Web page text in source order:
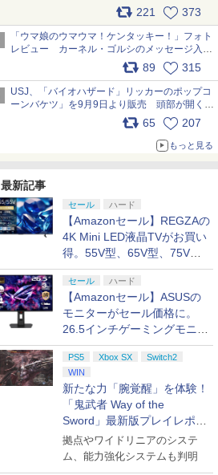
アップデートできるよう対応中221 373
「ウマ娘のウマウマ！ケンタッキー！」フォト
レビュー カーネル・ゴルシのメッセージ入り
パッケージや描き下ろしトレカなどが登場
89 315
USJ、「バイオハザード」リッカーのポップコ
ーンバケツ」を9月9日より販売 頭部が開く仕
組み。味は恐怖を堪のう「味噌フレーバー」
65 207
もっと見る
最新記事
セール ハード
【Amazonセール】REGZAの
4K Mini LED液晶TVがお買い
得。55V型、65V型、75V型
の2026年モデルがラインナ
ップ
セール ハード
【Amazonセール】ASUSの
モニターがセール価格に。
26.5インチゲーミングモニタ
ー「ROG Strix OLED
XG27ACDMS」限定モデルも
お買い得
PS5 Xbox SX
Switch2
WIN
新たな力「腕覚醒」を体験！
「鬼武者 Way of the
Sword」最新版プレイレポー
ト
拠点やワイドリニアのシステ
ム、能力強化システムも判明